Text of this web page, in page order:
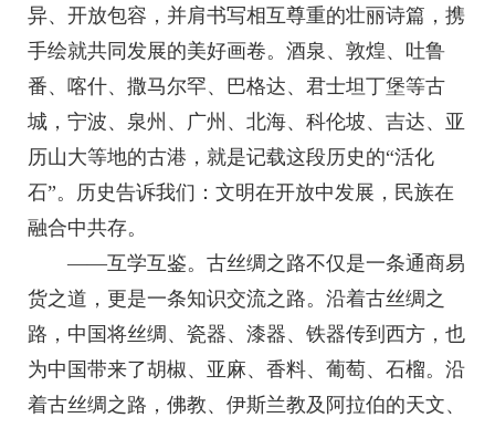
异、开放包容，并肩书写相互尊重的壮丽诗篇，携
手绘就共同发展的美好画卷。酒泉、敦煌、吐鲁
番、喀什、撒马尔罕、巴格达、君士坦丁堡等古
城，宁波、泉州、广州、北海、科伦坡、吉达、亚
历山大等地的古港，就是记载这段历史的“活化
石”。历史告诉我们：文明在开放中发展，民族在
融合中共存。
——互学互鉴。古丝绸之路不仅是一条通商易
货之道，更是一条知识交流之路。沿着古丝绸之
路，中国将丝绸、瓷器、漆器、铁器传到西方，也
为中国带来了胡椒、亚麻、香料、葡萄、石榴。沿
着古丝绸之路，佛教、伊斯兰教及阿拉伯的天文、